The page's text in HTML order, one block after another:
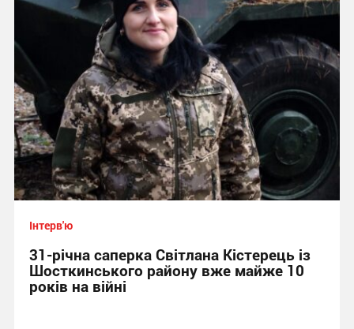
Інтерв'ю
31-річна саперка Світлана Кістерець із
Шосткинського району вже майже 10
років на війні